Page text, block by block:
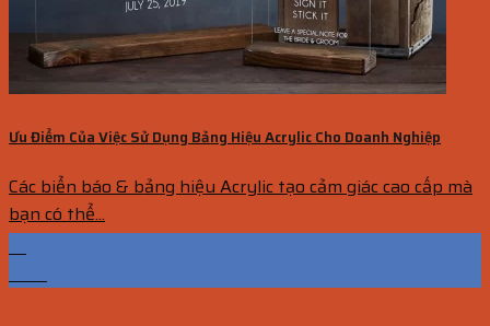
Ưu Điểm Của Việc Sử Dụng Bảng Hiệu Acrylic Cho Doanh Nghiệp
Các biển báo & bảng hiệu Acrylic tạo cảm giác cao cấp mà
bạn có thể...